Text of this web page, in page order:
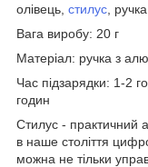
олівець, стилус , ручка
Вага виробу: 20 г
Матеріал: ручка з
Час підзарядки: 1-2
годин
Стилус - практичний
в наше століття
можна не тільки